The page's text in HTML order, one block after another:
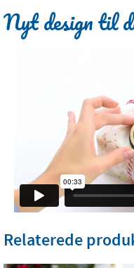
Nyt design til
Relaterede